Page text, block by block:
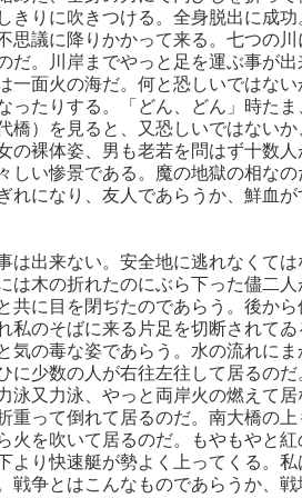
きりに吹きつける。全身脱出に成
思議に降りかかって来る。七つの
だ。川岸までやっと足を運ぶ事が
一面火の海だ。何と恐しいではな
ったりする。「どん、どん」時た
橋）を見ると、又恐しいではない
の裸体姿、男も老若を問はず十数
しい惨景である。魔の地獄の相な
れになり、友人であらうか、鮮血
は出来ない。安全地に逃れなくて
は木の折れたのにぶら下った儘二
共に目を閉ぢたのであらう。後か
私のそばに来る片足を切断されて
気の毒な姿であらう。水の流れに
に少数の人が右往左往して居るの
泳又力泳、やっと両岸火の燃えて
重って倒れて居るのだ。南大橋の
火を吹いて居るのだ。もやもやと
より快速艇が勢よく上ってくる。
戦争とはこんなものであらうか、